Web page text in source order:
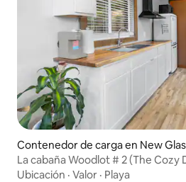
Contenedor de carga en New
La cabaña Woodlot # 2 (The Cozy
Ubicación · Valor · Playa